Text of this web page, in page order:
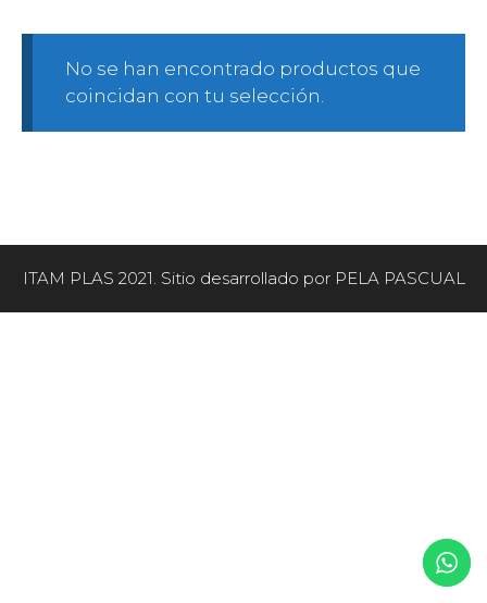
No se han encontrado productos que
coincidan con tu selección.
ITAM PLAS 2021. Sitio desarrollado por PELA PASCUAL
FINALIZAR COMPRA